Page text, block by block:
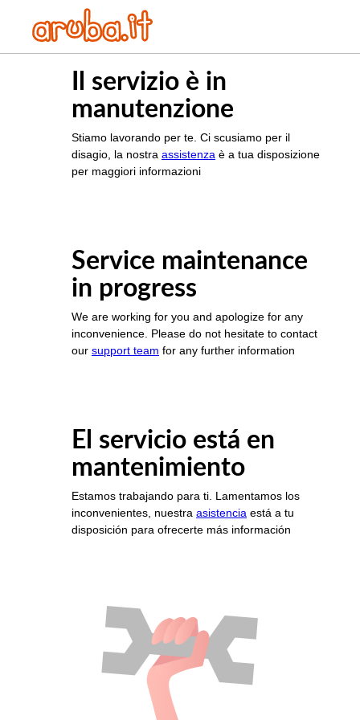
Il servizio è in
manutenzione
Stiamo lavorando per te. Ci scusiamo per il
disagio, la nostra assistenza è a tua disposizione
per maggiori informazioni
Service maintenance
in progress
We are working for you and apologize for any
inconvenience. Please do not hesitate to contact
our support team for any further information
El servicio está en
mantenimiento
Estamos trabajando para ti. Lamentamos los
inconvenientes, nuestra asistencia está a tu
disposición para ofrecerte más información